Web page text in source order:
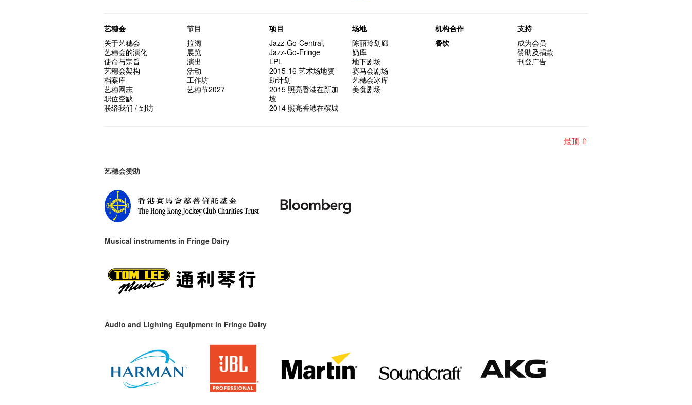
艺穗会
关于艺穗会
艺穗会的演化
使命与宗旨
艺穗会架构
档案库
艺穗网志
职位空缺
联络我们 / 到访
节目
拉阔
展览
演出
活动
工作坊
艺穗节2027
项目
Jazz-Go-Central,
Jazz-Go-Fringe
LPL
2015-16 艺术场地资
助计划
2015 照亮香港在新加
坡
2014 照亮香港在槟城
场地
陈丽玲划廊
奶库
地下剧场
赛马会剧场
艺穗会冰库
美食剧场
机构合作
餐饮
支持
成为会员
赞助及捐款
刊登广告
最顶 ⇧
艺穗会赞助
Musical instruments in Fringe Dairy
Audio and Lighting Equipment in Fringe Dairy